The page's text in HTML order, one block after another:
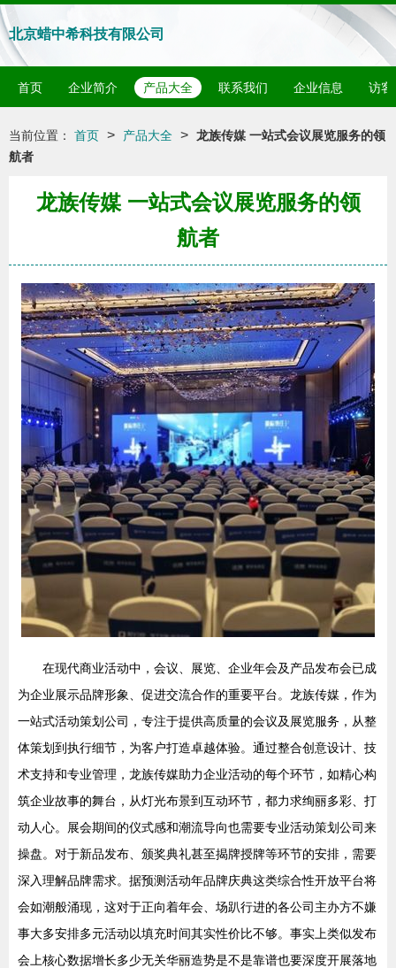
北京蜡中希科技有限公司
首页 企业简介 产品大全 联系我们 企业信息 访客
当前位置： 首页 > 产品大全 > 龙族传媒 一站式会议展览服务的领
航者
龙族传媒 一站式会议展览服务的领
航者
在现代商业活动中，会议、展览、企业年会及产品发布会已成
为企业展示品牌形象、促进交流合作的重要平台。龙族传媒，作为
一站式活动策划公司，专注于提供高质量的会议及展览服务，从整
体策划到执行细节，为客户打造卓越体验。通过整合创意设计、技
术支持和专业管理，龙族传媒助力企业活动的每个环节，如精心构
筑企业故事的舞台，从灯光布景到互动环节，都力求绚丽多彩、打
动人心。展会期间的仪式感和潮流导向也需要专业活动策划公司来
操盘。对于新品发布、颁奖典礼甚至揭牌授牌等环节的安排，需要
深入理解品牌需求。据预测活动年品牌庆典这类综合性开放平台将
会如潮般涌现，这对于正向着年会、场趴行进的各公司主办方不嫌
事大多安排多元活动以填充时间其实性价比不够。事实上类似发布
会上核心数据增长多少无关华丽造势是不是靠谱也要深度开展落地